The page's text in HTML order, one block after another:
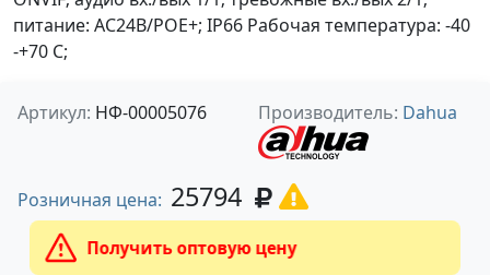
питание: AC24В/PОE+; IP66 Рабочая температура: -40
-+70 С;
Артикул: НФ-00005076 Производитель: Dahua
Розничная цена: 25794
Получить оптовую цену